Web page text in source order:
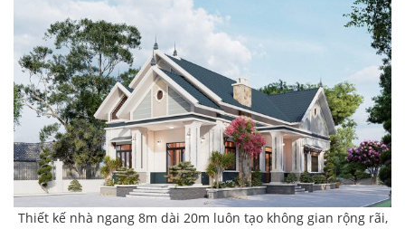
Thiết kế nhà ngang 8m dài 20m luôn tạo không gian rộng rãi,